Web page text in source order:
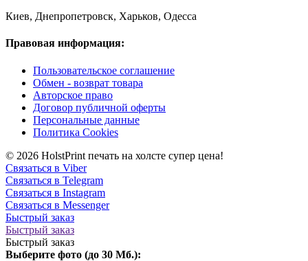
Киев, Днепропетровск, Харьков, Одесса
Правовая информация:
Пользовательское соглашение
Обмен - возврат товара
Авторское право
Договор публичной оферты
Персональные данные
Политика Cookies
© 2026 HolstPrint печать на холсте супер цена!
Связаться в Viber
Связаться в Telegram
Связаться в Instagram
Связаться в Messenger
Быстрый заказ
Быстрый заказ
Быстрый заказ
Выберите фото (до 30 Мб.):